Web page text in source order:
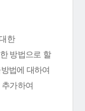
한
방법으로 할
법에 대하여
가하여